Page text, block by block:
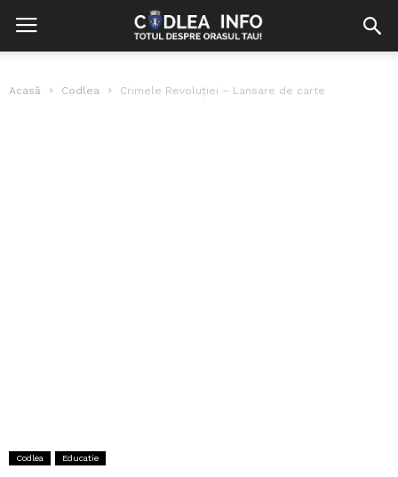
Acasă Codlea Crimele Revoluției – Lansare de carte
Codlea Educatie